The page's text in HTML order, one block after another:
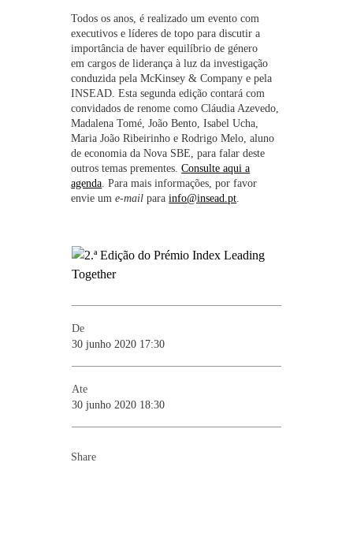
WHAT'S HAPPENING
Todos os anos, é realizado um evento com
executivos e líderes de topo para discutir a
importância de haver equilíbrio de género
em cargos de liderança à luz da investigação
conduzida pela McKinsey & Company e pela
INSEAD. Esta segunda edição contará com
convidados de renome como Cláudia Azevedo,
Madalena Tomé, João Bento, Isabel Ucha,
Maria João Ribeirinho e Rodrigo Melo, aluno
de economia da Nova SBE, para falar deste
outros temas prementes.Consulte aqui a
agenda . Para mais informações, por favor
envie ume-mailparainfo@insead.pt
De
30 junho 2020 17:30
Ate
30 junho 2020 18:30
Share